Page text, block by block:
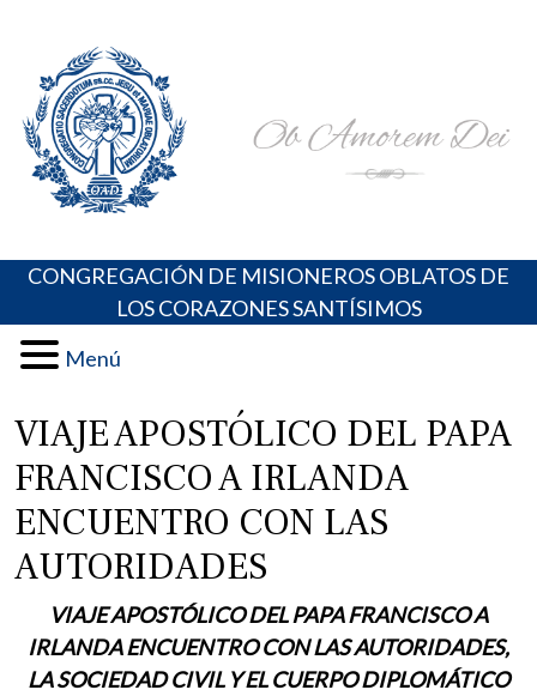
content
Portal de los Padres Oblatos. Advocaciones Marianas,
Oraciones, Música religiosa y más
CONGREGACIÓN DE MISIONEROS OBLATOS DE
LOS CORAZONES SANTÍSIMOS
Menú
VIAJE APOSTÓLICO DEL PAPA
FRANCISCO A IRLANDA
ENCUENTRO CON LAS
AUTORIDADES
VIAJE APOSTÓLICO DEL PAPA FRANCISCO A
IRLANDA ENCUENTRO CON LAS AUTORIDADES,
LA SOCIEDAD CIVIL Y EL CUERPO DIPLOMÁTICO